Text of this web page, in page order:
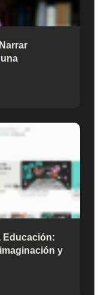
Educación:
y